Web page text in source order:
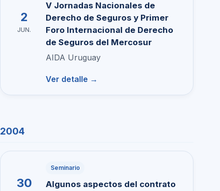
2
JUN.
V Jornadas Nacionales de
Derecho de Seguros y Primer
Foro Internacional de Derecho
de Seguros del Mercosur
AIDA Uruguay
Ver detalle →
2004
30
Seminario
Algunos aspectos del contrato